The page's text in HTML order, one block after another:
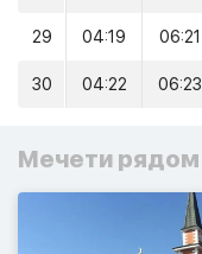
29 04:19 06:21
30 04:22 06:23
Мечети рядом